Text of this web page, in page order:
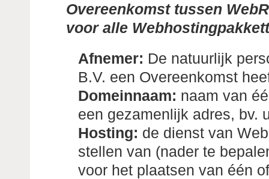
Overeenkomst tussen
voor alle
Afnemer: De natuurlijk
B.V. een Overeenkomst
Domeinnaam: naam van
een gezamenlijk adres, bv.
Hosting: de dienst van
stellen van (nader te
voor het plaatsen van één